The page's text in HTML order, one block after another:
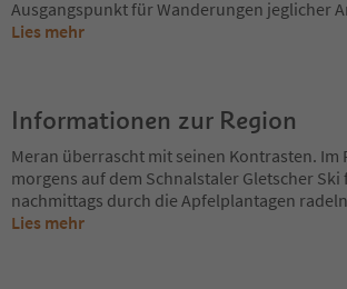
Ausgangspunkt für Wanderungen jeglicher
Lies mehr
Informationen zur Region
Meran überrascht mit seinen Kontrasten. Im
morgens auf dem Schnalstaler Gletscher
nachmittags durch die Apfelplantagen
Lies mehr